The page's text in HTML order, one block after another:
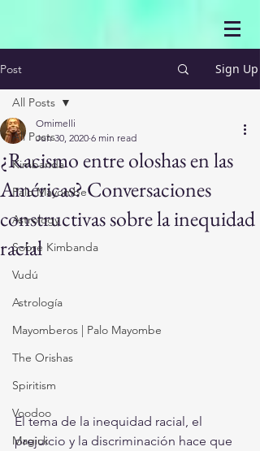
Post Sign Up
All Posts
Kimbanda
Palo Mayombe
Astrology
Sobre Kimbanda
Vudú
Astrología
Mayomberos | Palo Mayombe
The Orishas
Spiritism
Voodoo
Magick
All Posts
¿Racismo entre oloshas en las
Américas? Conversaciones
constructivas sobre la inequidad
racial
Omimelli
Jun 30, 2020 6 min read
El tema de la inequidad racial, el
prejuicio y la discriminación hace que